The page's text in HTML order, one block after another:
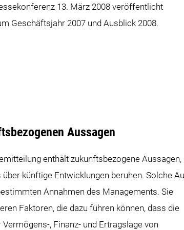
13. März 2008 veröffentlicht
Geschäftsjahr 2007 und Ausblick 2008.
Aussagen
enthält zukunftsbezogene Aussagen,
künftige Entwicklungen beruhen. Solche
Annahmen des Managements. Sie
Faktoren, die dazu führen können, dass die
, Finanz- und Ertragslage von